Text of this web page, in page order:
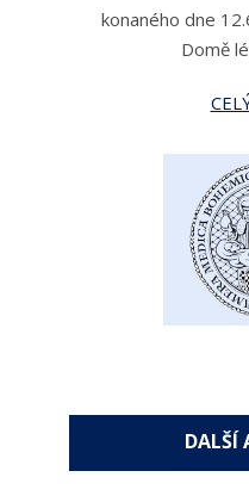
konaného dne
Domě
DALŠÍ